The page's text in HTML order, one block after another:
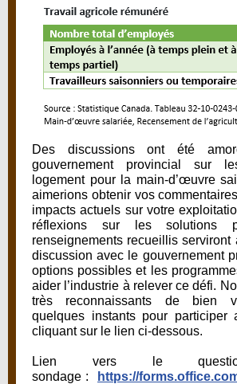
Des discussions ont été
gouvernement provincial sur
logement pour la main-d’œuvre
aimerions obtenir vos
impacts actuels sur votre
réflexions sur les solutions
renseignements recueillis serviront
discussion avec le gouvernement
options possibles et les
aider l’industrie à relever ce défi.
très reconnaissants de bien
quelques instants pour participer
cliquant sur le lien ci-dessous.
Lien vers le
sondage :
https://